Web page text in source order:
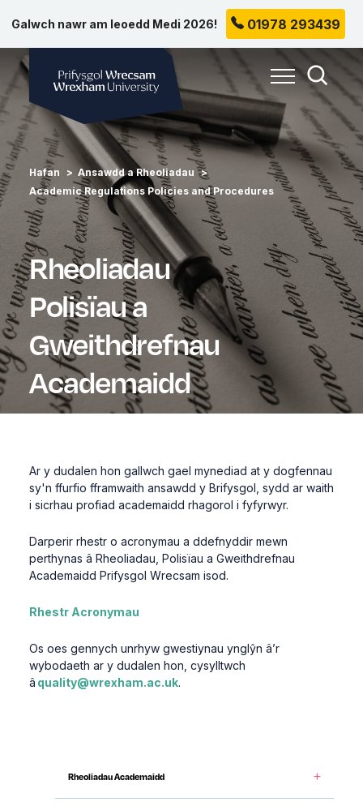
Galwch nawr am leoedd Medi 2026! 01978 293439
Prifysgol Wrecsam
Toggle
Hafan
Ansawdd a Rheoliadau
Academic Regulations Policies and Procedures
Rheoliadau
Polisïau a
Gweithdrefnau
Academaidd
Ar y dudalen hon gallwch gael mynediad at y dogfennau
sy'n ffurfio fframwaith ansawdd y Brifysgol, sydd ar waith
i sicrhau profiad academaidd rhagorol i fyfyrwyr.
Darperir rhestr o acronymau a ddefnyddir mewn
perthynas â Rheoliadau, Polisïau a Gweithdrefnau
Academaidd Prifysgol Wrecsam isod.
Rhestr Acronymau
Os oes gennych unrhyw gwestiynau ynglŷn â’r
wybodaeth ar y dudalen hon, cysylltwch
â quality@wrexham.ac.uk.
Rheoliadau Academaidd